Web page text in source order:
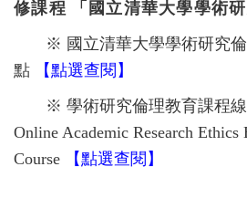
修課程
「 國立清華大學學術
※ 國立清華大學學術研究
點
【點選查閱 】
※ 學術研究倫理教育課程
Online Academic Research Ethics
Course
【點選查閱 】